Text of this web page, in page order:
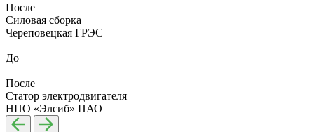
После
Силовая сборка
Череповецкая ГРЭС
До
После
Статор электродвигателя
НПО «Элсиб» ПАО